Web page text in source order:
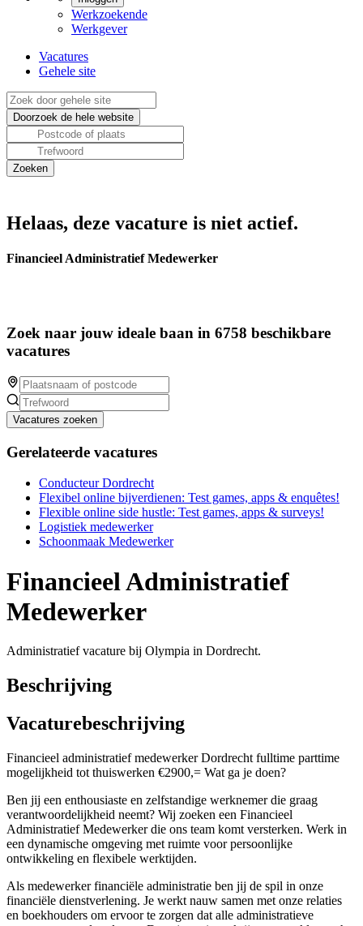
Werkzoekende
Werkgever
Vacatures
Gehele site
Helaas, deze vacature is niet actief.
Financieel Administratief Medewerker
Zoek naar jouw ideale baan in 6758 beschikbare
vacatures
Vacatures zoeken
Gerelateerde vacatures
Conducteur Dordrecht
Flexibel online bijverdienen: Test games, apps & enquêtes!
Flexible online side hustle: Test games, apps & surveys!
Logistiek medewerker
Schoonmaak Medewerker
Financieel Administratief
Medewerker
Administratief vacature bij Olympia in Dordrecht.
Beschrijving
Vacaturebeschrijving
Financieel administratief medewerker Dordrecht fulltime parttime
mogelijkheid tot thuiswerken €2900,= Wat ga je doen?
Ben jij een enthousiaste en zelfstandige werknemer die graag
verantwoordelijkheid neemt? Wij zoeken een Financieel
Administratief Medewerker die ons team komt versterken. Werk in
een dynamische omgeving met ruimte voor persoonlijke
ontwikkeling en flexibele werktijden.
Als medewerker financiële administratie ben jij de spil in onze
financiële dienstverlening. Je werkt nauw samen met onze relaties
en boekhouders om ervoor te zorgen dat alle administratieve